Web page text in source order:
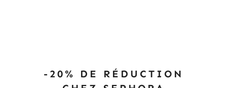
-20% DE RÉDUCTION